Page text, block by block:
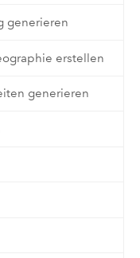
generieren
erstellen
generieren